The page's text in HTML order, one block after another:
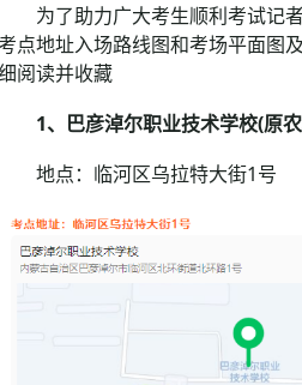
了助力广大考生顺利考试记者
点地址入场路线图和考场平面图
阅读并收藏
、巴彦淖尔职业技术学校(原农
点：临河区乌拉特大街1号